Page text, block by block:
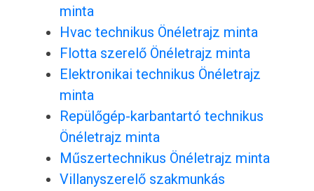
minta
Hvac technikus Önéletrajz minta
Flotta szerelő Önéletrajz minta
Elektronikai technikus Önéletrajz
minta
Repülőgép-karbantartó technikus
Önéletrajz minta
Műszertechnikus Önéletrajz minta
Villanyszerelő szakmunkás